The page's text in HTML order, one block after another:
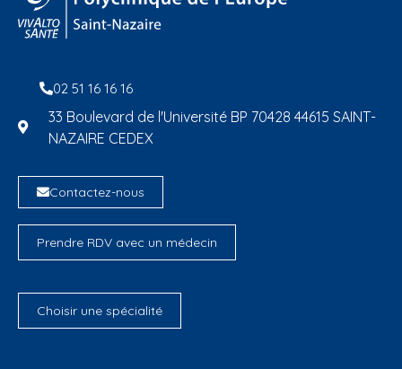
02 51 16 16 16
33 Boulevard de l'Université BP 70428 44615 SAINT-
NAZAIRE CEDEX
Contactez-nous
Prendre RDV avec un médecin
Choisir une spécialité